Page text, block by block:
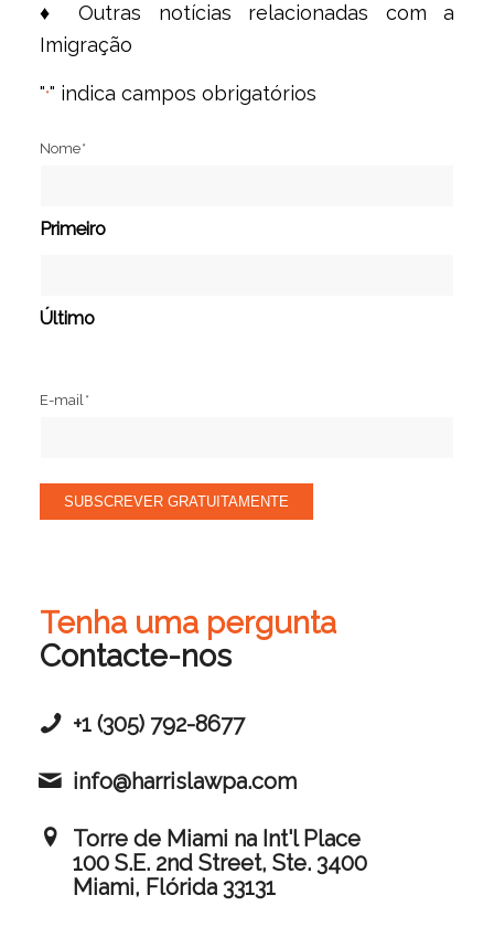
♦ Outras notícias relacionadas com a
Imigração
"*" indica campos obrigatórios
Nome*
Primeiro
Último
E-mail *
SUBSCREVER GRATUITAMENTE
Tenha uma pergunta
Contacte-nos
+1 (305) 792-8677
info@harrislawpa.com
Torre de Miami na Int'l Place
100 S.E. 2nd Street, Ste. 3400
Miami, Flórida 33131